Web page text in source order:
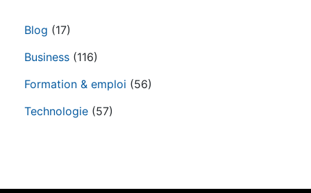
Blog (17)
Business (116)
Formation & emploi (56)
Technologie (57)